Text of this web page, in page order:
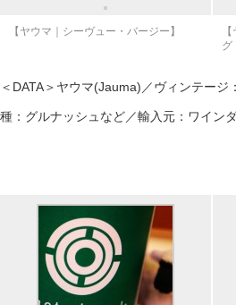
【ヤウマ｜シーヴュー・バージー】
グ
＜DATA＞ヤウマ(Jauma)／ヴィンテー
種：グルナッシュなど／輸入元：ワイン